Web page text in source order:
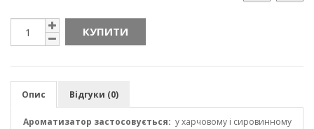
КУПИТИ
Опис Відгуки (0)
Ароматизатор застосовується: у харчовому і сировинному